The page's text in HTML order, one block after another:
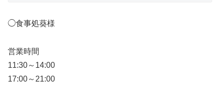
◯食事処葵様
営業時間
11:30～14:00
17:00～21:00